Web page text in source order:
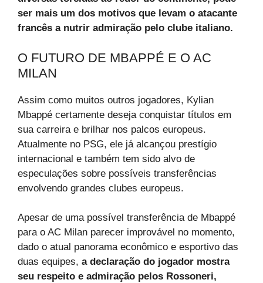
ser mais um dos motivos que levam o atacante
francês a nutrir admiração pelo clube italiano.
O FUTURO DE MBAPPÉ E O AC
MILAN
Assim como muitos outros jogadores, Kylian
Mbappé certamente deseja conquistar títulos em
sua carreira e brilhar nos palcos europeus.
Atualmente no PSG, ele já alcançou prestígio
internacional e também tem sido alvo de
especulações sobre possíveis transferências
envolvendo grandes clubes europeus.
Apesar de uma possível transferência de Mbappé
para o AC Milan parecer improvável no momento,
dado o atual panorama econômico e esportivo das
duas equipes, a declaração do jogador mostra
seu respeito e admiração pelos Rossoneri,